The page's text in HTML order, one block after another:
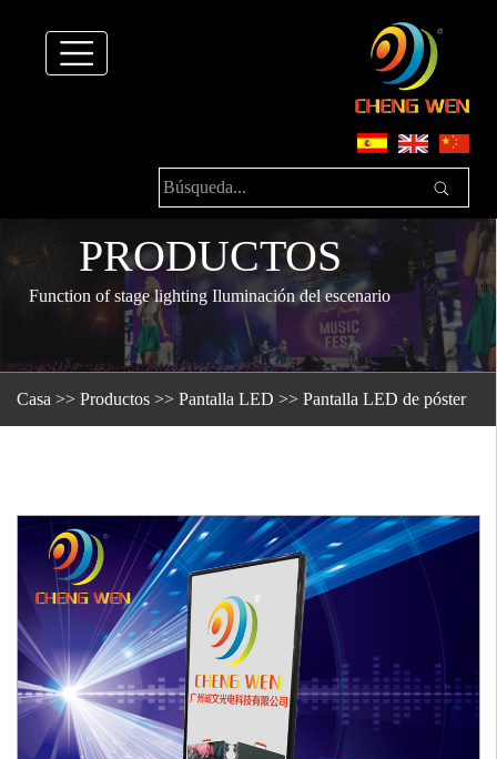
PRODUCTOS
Function of stage lighting Iluminación del escenario
Casa >> Productos >> Pantalla LED >> Pantalla LED de póster